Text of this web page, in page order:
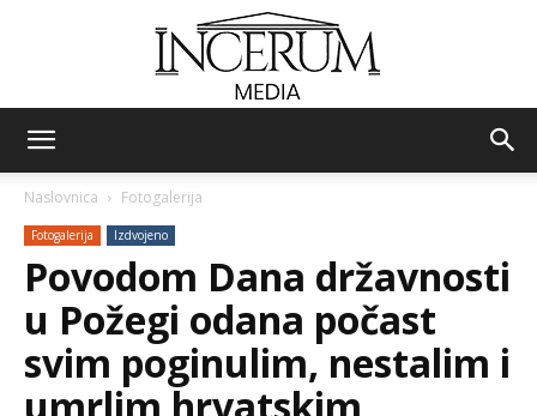
Naslovnica Fotogalerija
Fotogalerija Izdvojeno
Povodom Dana državnosti
u Požegi odana počast
svim poginulim, nestalim i